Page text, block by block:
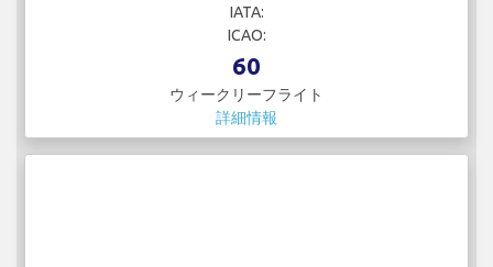
IATA:
ICAO:
60
ウィークリーフライト
詳細情報